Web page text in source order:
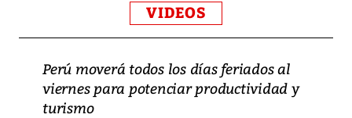
VIDEOS
Perú moverá todos los días feriados al
viernes para potenciar productividad y
turismo